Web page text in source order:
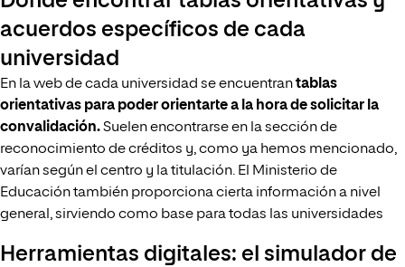
acuerdos específicos de cada
universidad
En la web de cada universidad se encuentrantablas
orientativas para poder orientarte a la hora de solicitar la
convalidación.Suelen encontrarse en la sección de
reconocimiento de créditos y, como ya hemos mencionado,
varían según el centro y la titulación. El Ministerio de
Educación también proporciona cierta información a nivel
general, sirviendo como base para todas las universidades
Herramientas digitales: el simulador de